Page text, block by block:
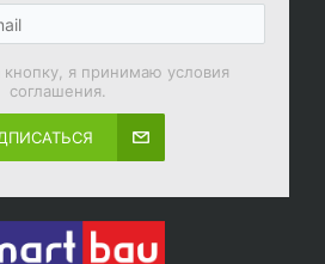
я принимаю условия
соглашения.